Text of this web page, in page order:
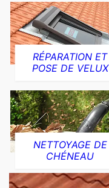
RÉPARATION ET
POSE DE VELUX
NETTOYAGE DE
CHÉNEAU